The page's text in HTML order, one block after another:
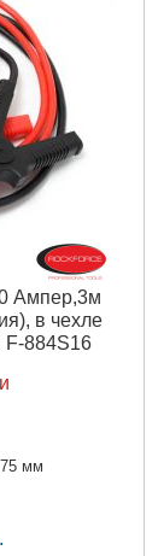
Ампер,3м
в чехле
F-884S16
мм